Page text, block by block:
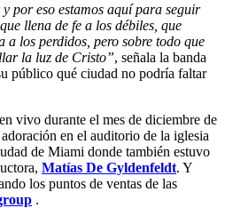
por eso estamos aquí para seguir
llena de fe a los débiles, que
a los perdidos, pero sobre todo que
la luz de Cristo”, señala la banda
público qué ciudad no podría faltar
vivo durante el mes de diciembre de
en el auditorio de la iglesia
de Miami donde también estuvo
Matías De Gyldenfeldt. Y
los puntos de ventas de las
.